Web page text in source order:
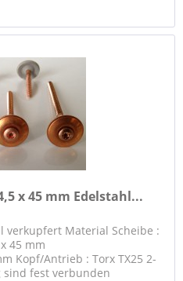
x 45 mm Edelstahl...
verkupfert Material Scheibe :
45 mm
Kopf/Antrieb : Torx TX25 2-
fest verbunden